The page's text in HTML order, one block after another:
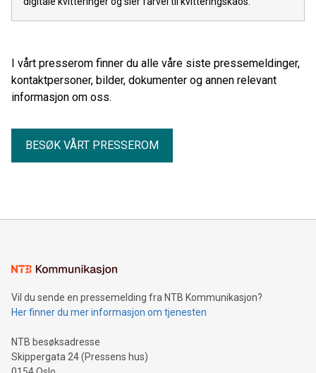
I vårt presserom finner du alle våre siste pressemeldinger,
kontaktpersoner, bilder, dokumenter og annen relevant
informasjon om oss.
BESØK VÅRT PRESSEROM
Vil du sende en pressemelding fra NTB Kommunikasjon?
Her finner du mer informasjon om tjenesten
NTB besøksadresse
Skippergata 24 (Pressens hus)